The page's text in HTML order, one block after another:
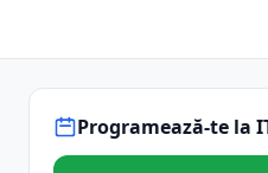
Programează-te la